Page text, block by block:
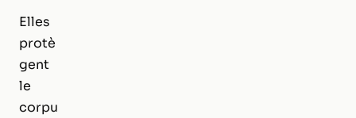
Elles
protè
gent
le
corpu